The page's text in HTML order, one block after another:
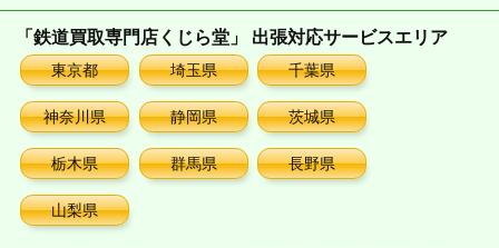
「鉄道買取専門店くじら堂」 出張対応サービスエリア
東京都 埼玉県 千葉県
神奈川県 静岡県 茨城県
栃木県 群馬県 長野県
山梨県